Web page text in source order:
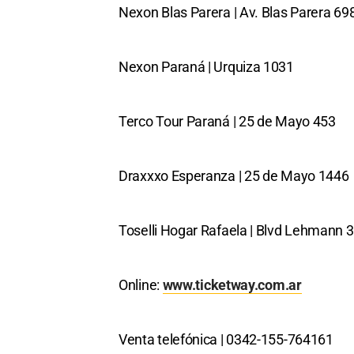
Nexon Blas Parera | Av. Blas Parera
Nexon Paraná | Urquiza 1031
Terco Tour Paraná | 25 de Mayo 453
Draxxxo Esperanza | 25 de Mayo 1446
Toselli Hogar Rafaela | Blvd Lehmann
Online: www.ticketway.com.ar
Venta telefónica | 0342-155-764161